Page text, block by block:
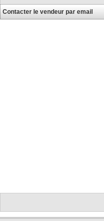
Contacter le vendeur par email